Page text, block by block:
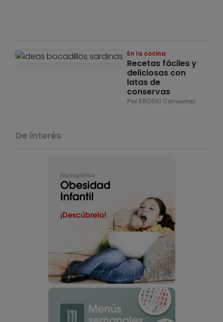
En la cocina
Recetas fáciles y
deliciosas con
latas de
conservas
Por EROSKI Consumer
De interés